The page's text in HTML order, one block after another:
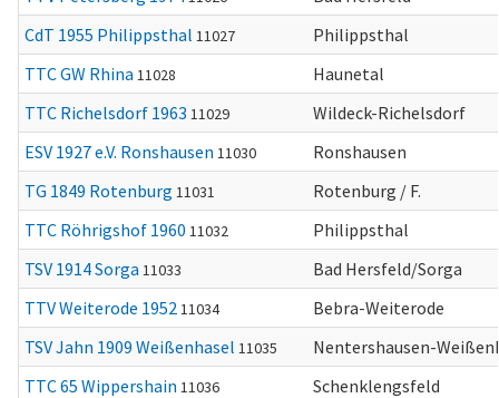
CdT 1955 Philippsthal 11027
Philippsthal
TTC GW Rhina 11028
Haunetal
TTC Richelsdorf 1963 11029
Wildeck-Richelsdorf
ESV 1927 e.V. Ronshausen 11030
Ronshausen
TG 1849 Rotenburg 11031
Rotenburg / F.
TTC Röhrigshof 1960 11032
Philippsthal
TSV 1914 Sorga 11033
Bad Hersfeld/Sorga
TTV Weiterode 195211034
Bebra-Weiterode
TSV Jahn 1909 Weißenhasel 11035
Nentershausen-
TTC 65 Wippershain 11036
Schenklengsfeld